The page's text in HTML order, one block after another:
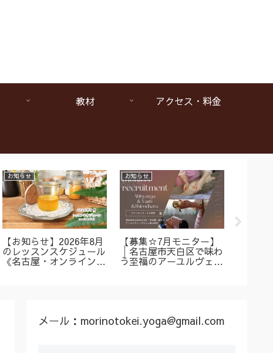
教材 アクセス・料金
お知らせ
【お知らせ】2026年8月
のレッスンスケジュール
《名古屋・オンラインア
お知らせ
【募集☆7月モニター】
│名古屋市天白区で味わ
う至福のアーユルヴェー
メール：morinotokei.yoga@gmail.com